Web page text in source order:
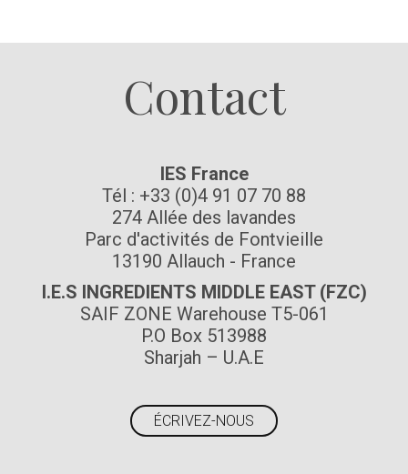
Contact
IES France
Tél : +33 (0)4 91 07 70 88
274 Allée des lavandes
Parc d'activités de Fontvieille
13190 Allauch - France
I.E.S INGREDIENTS MIDDLE EAST (FZC)
SAIF ZONE Warehouse T5-061
P.O Box 513988
Sharjah – U.A.E
ÉCRIVEZ-NOUS